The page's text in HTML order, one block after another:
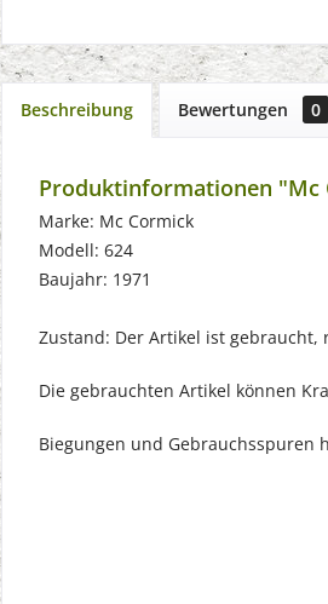
Beschreibung Bewertungen 0
Produktinformationen "Mc
Marke: Mc Cormick
Modell: 624
Baujahr: 1971
Zustand: Der Artikel ist gebraucht,
Die gebrauchten Artikel können
Biegungen und Gebrauchsspuren